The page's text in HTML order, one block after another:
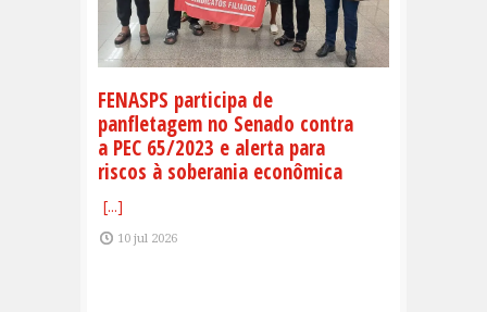
FENASPS participa de
panfletagem no Senado contra
a PEC 65/2023 e alerta para
riscos à soberania econômica
[...]
10 jul 2026